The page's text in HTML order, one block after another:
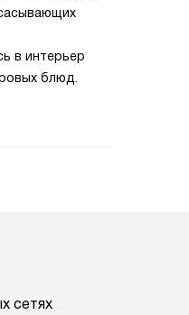
в интерьер
блюд.
сетях